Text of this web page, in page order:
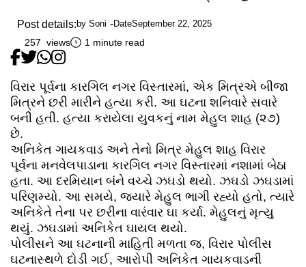
Post details: by Soni DateSeptember 22, 2025
257 views 1 minute read
વિરાર પૂર્વના કારગિલ નગર વિસ્તારમાં, એક મિત્રએ બીજા
મિત્રને છરી મારીને હત્યા કરી. આ ઘટના શનિવારે સવારે
બની હતી. હત્યા કરાયેલા યુવકનું નામ મેહુલ શાહ (૨૭)
છે.
અનિકેત ગાયકવાડ અને તેનો મિત્ર મેહુલ શાહ વિરાર
પૂર્વના મનવેલપાડાના કારગિલ નગર વિસ્તારમાં નશામાં બેઠા
હતા. આ દરમિયાન બંને વચ્ચે ઝઘડો થયો. ઝઘડો ઝઘડામાં
પરિણમ્યો. આ સમયે, જ્યારે મેહુલ ભાગી રહ્યો હતો, ત્યારે
અનિકેતે તેના પર છરીના વારંવાર ઘા કર્યા. મેહુલનું મૃત્યુ
થયું. ઝઘડામાં અનિકેત ઘાયલ થયો.
પોલીસને આ ઘટનાની માહિતી મળતા જ, વિરાર પોલીસ
ઘટનાસ્થળે દોડી ગઈ, આરોપી અનિકેત ગાયકવાડની